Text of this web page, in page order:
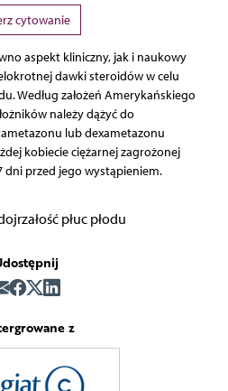
cytowanie
aspekt kliniczny, jak i naukowy
dawki steroidów w celu
Według założeń Amerykańskiego
należy dążyć do
lub dexametazonu
kobiecie ciężarnej zagrożonej
dni przed jego wystąpieniem.
płuc płodu
z